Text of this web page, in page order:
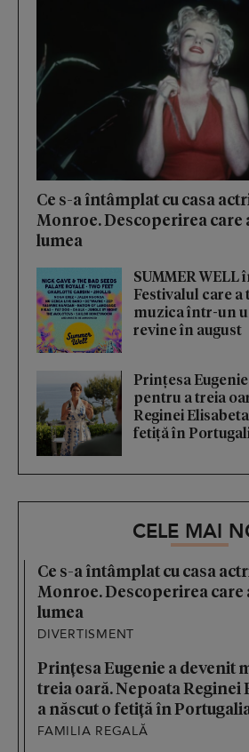
Ce s-a întâmplat cu casa
Monroe. Descoperirea care
lumea
SUMMER WELL
Festivalul care
muzica într-un
revine în august
Prințesa
pentru a treia
Reginei
fetiță în
CELE MAI
Ce s-a întâmplat cu casa
Monroe. Descoperirea care
lumea
DIVERTISMENT
Prințesa Eugenie a devenit
treia oară. Nepoata Reginei
a născut o fetiță în
FAMILIA REGALĂ